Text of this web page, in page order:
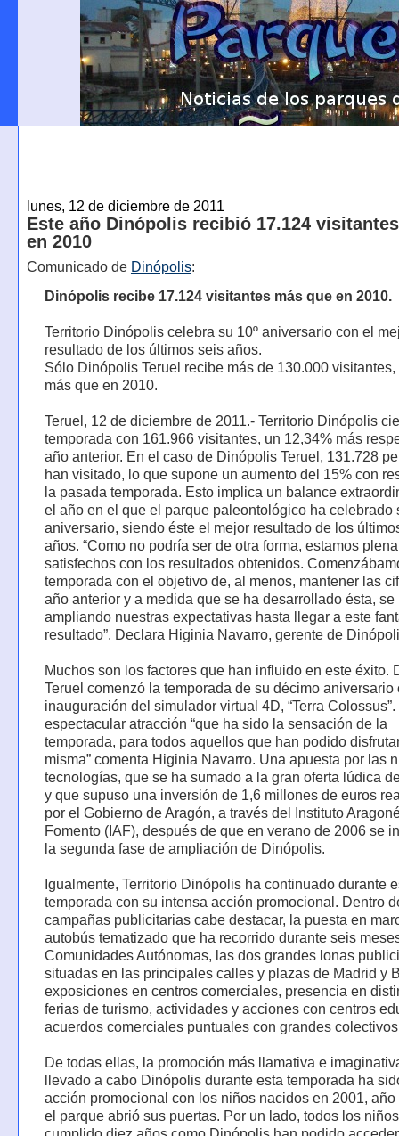
lunes, 12 de diciembre de 2011
Este año Dinópolis recibió 17.124
en 2010
Comunicado de Dinópolis:
Dinópolis recibe 17.124 visitantes más que en 2010.
Territorio Dinópolis celebra su 10º aniversario con el
resultado de los últimos seis años.
Sólo Dinópolis Teruel recibe más de 130.000 visitantes,
más que en 2010.
Teruel, 12 de diciembre de 2011.- Territorio Dinópolis
temporada con 161.966 visitantes, un 12,34% más
año anterior. En el caso de Dinópolis Teruel, 131.728
han visitado, lo que supone un aumento del 15% con
la pasada temporada. Esto implica un balance
el año en el que el parque paleontológico ha celebrado
aniversario, siendo éste el mejor resultado de los
años. “Como no podría ser de otra forma, estamos
satisfechos con los resultados obtenidos.
temporada con el objetivo de, al menos, mantener las
año anterior y a medida que se ha desarrollado ésta, se
ampliando nuestras expectativas hasta llegar a este
resultado”. Declara Higinia Navarro, gerente de
Muchos son los factores que han influido en este éxito.
Teruel comenzó la temporada de su décimo aniversario
inauguración del simulador virtual 4D, “Terra
espectacular atracción “que ha sido la sensación de la
temporada, para todos aquellos que han podido
misma” comenta Higinia Navarro. Una apuesta por las
tecnologías, que se ha sumado a la gran oferta lúdica
y que supuso una inversión de 1,6 millones de euros
por el Gobierno de Aragón, a través del Instituto
Fomento (IAF), después de que en verano de 2006 se
la segunda fase de ampliación de Dinópolis.
Igualmente, Territorio Dinópolis ha continuado durante
temporada con su intensa acción promocional. Dentro
campañas publicitarias cabe destacar, la puesta en
autobús tematizado que ha recorrido durante seis
Comunidades Autónomas, las dos grandes lonas
situadas en las principales calles y plazas de Madrid y
exposiciones en centros comerciales, presencia en
ferias de turismo, actividades y acciones con centros
acuerdos comerciales puntuales con grandes
De todas ellas, la promoción más llamativa e
llevado a cabo Dinópolis durante esta temporada ha
acción promocional con los niños nacidos en 2001, año
el parque abrió sus puertas. Por un lado, todos los